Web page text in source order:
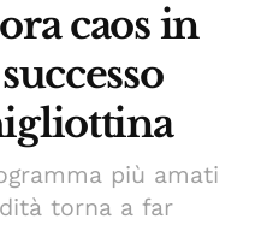
caos in
più amati
torna a far